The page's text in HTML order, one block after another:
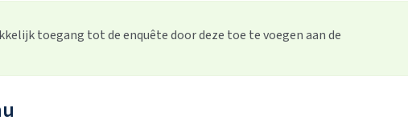
toegang tot de enquête door deze toe te voegen aan de